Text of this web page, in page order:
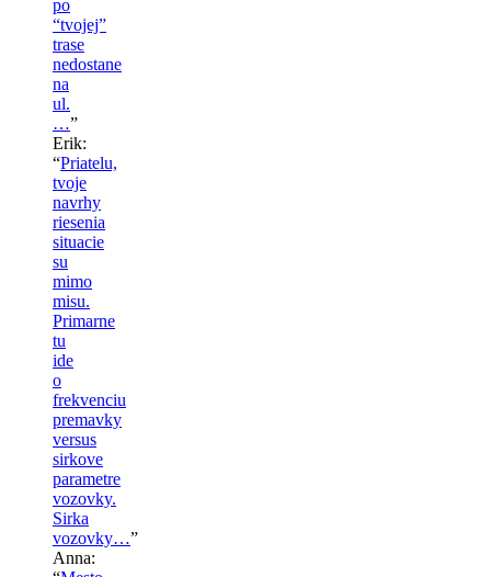
po
“tvojej”
trase
nedostane
na
ul.
…”
Erik:
“Priatelu,
tvoje
navrhy
riesenia
situacie
su
mimo
misu.
Primarne
tu
ide
o
frekvenciu
premavky
versus
sirkove
parametre
vozovky.
Sirka
vozovky…”
Anna: